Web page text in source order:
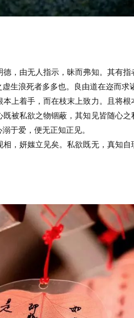
，由无人指示，昧而弗知。其有
生浪死者多多也。良由道在迩而求
上着手，而在枝末上致力。且将
被私欲之物锢蔽，其知见皆随心之
于爱，便无正知正见。
，妍媸立见矣。私欲既无，真知